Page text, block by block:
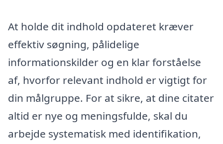
At holde dit indhold opdateret kræver
effektiv søgning, pålidelige
informationskilder og en klar forståelse
af, hvorfor relevant indhold er vigtigt for
din målgruppe. For at sikre, at dine citater
altid er nye og meningsfulde, skal du
arbejde systematisk med identifikation,